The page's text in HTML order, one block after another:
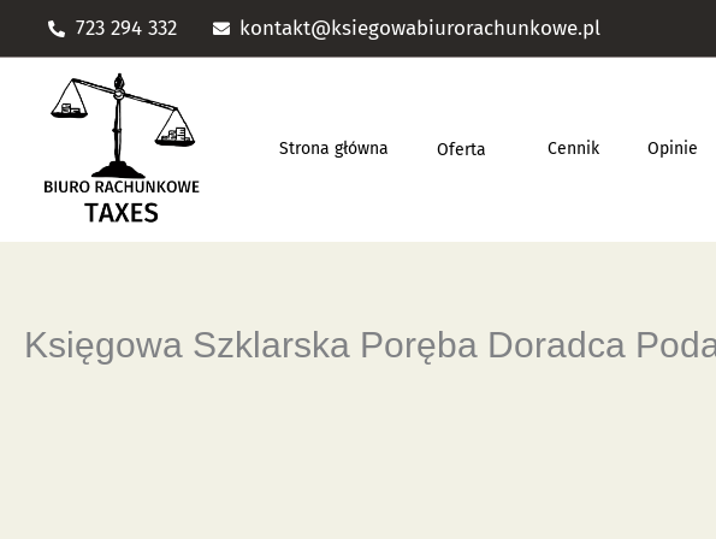
Przejdź
723 294 332 kontakt@ksiegowabiurorachunkowe.pl
Strona główna Oferta Cennik Opinie
Księgowa Szklarska Poręba Doradca